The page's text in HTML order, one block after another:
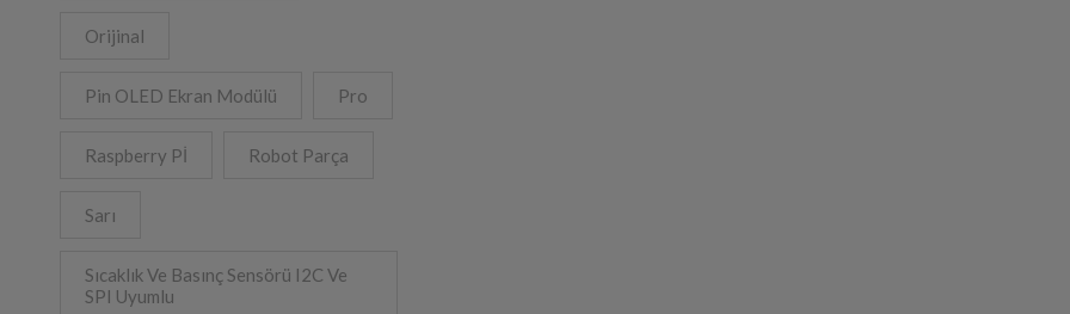
Orijinal
Pin OLED Ekran Modülü Pro
Raspberry Pİ Robot Parça
Sarı
Sıcaklık Ve Basınç Sensörü I2C Ve
SPI Uyumlu